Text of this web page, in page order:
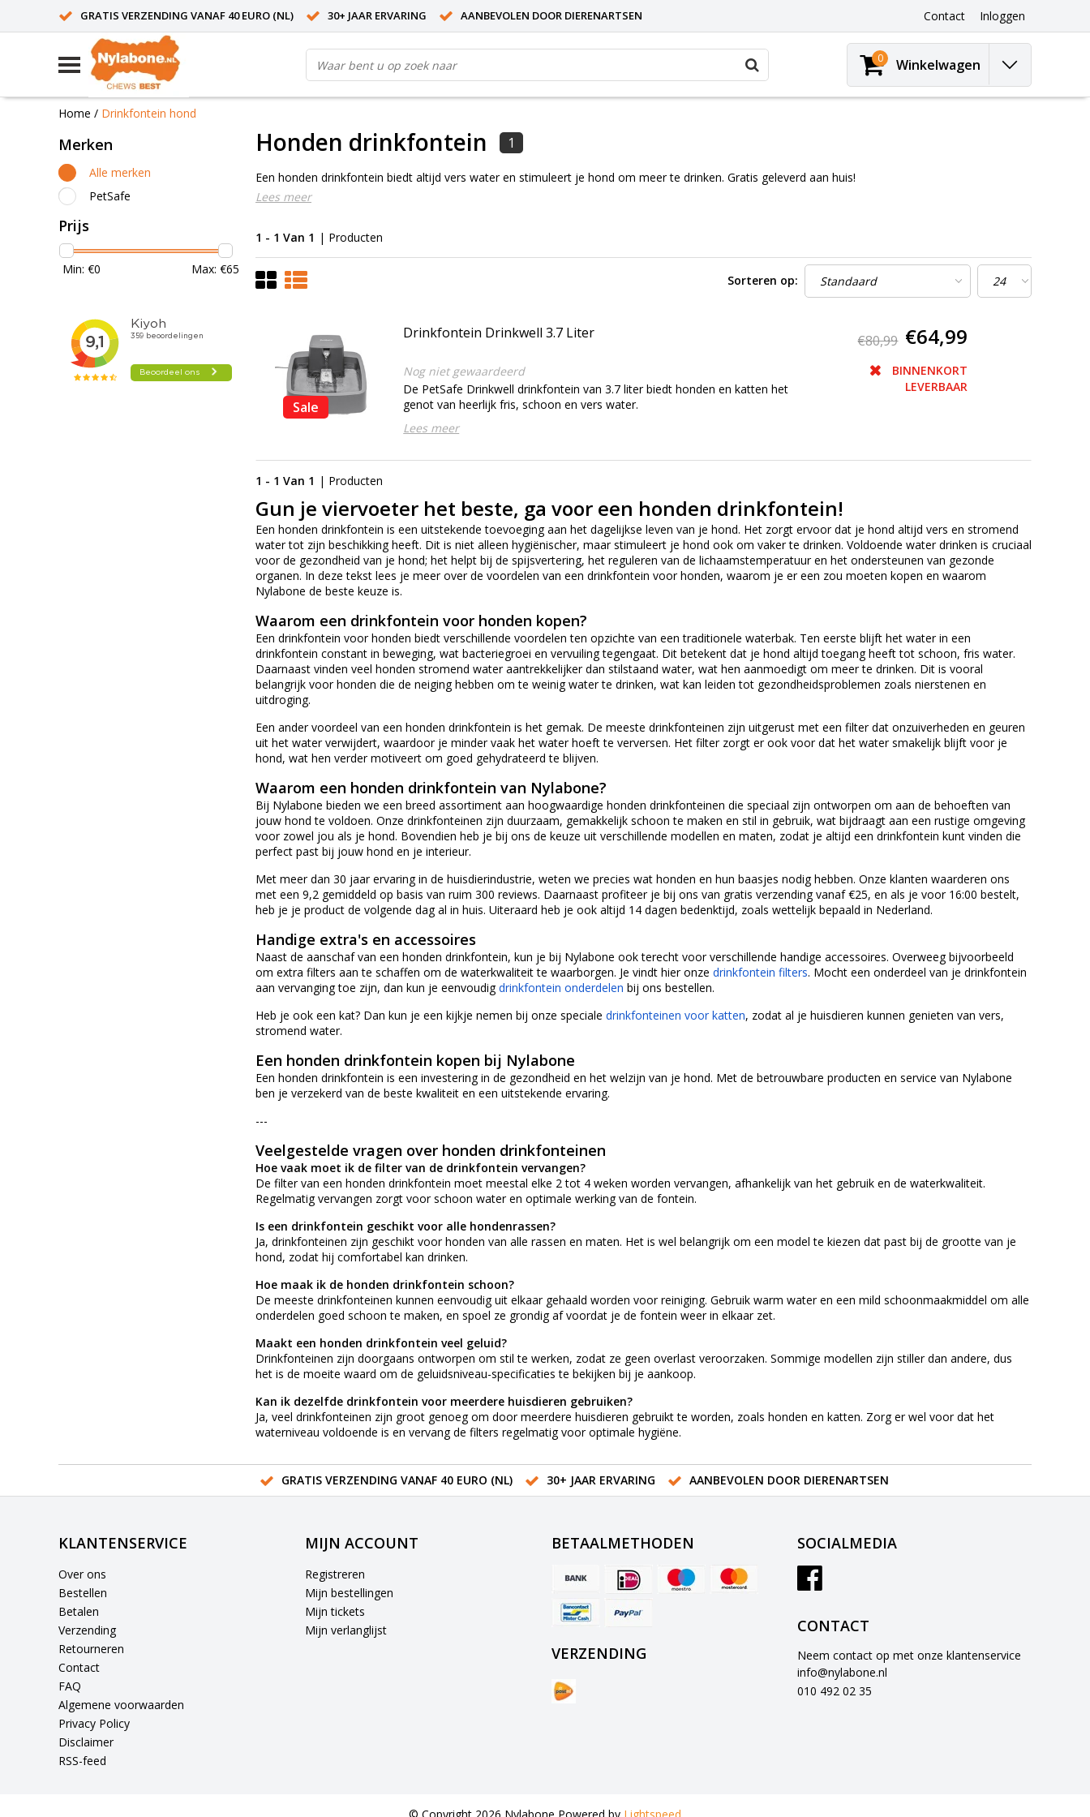
GRATIS VERZENDING VANAF 40 EURO (NL) 30+ JAAR ERVARING AANBEVOLEN DOOR DIERENARTSEN Contact Inloggen
0 Winkelwagen
Home / Drinkfontein hond
Merken
Alle merken
PetSafe
Prijs
Min: €0 Max: €65
Honden drinkfontein 1
Een honden drinkfontein biedt altijd vers water en stimuleert je hond om meer te drinken. Gratis geleverd aan huis!
Lees meer
1 - 1 Van 1 | Producten
Sorteren op:
Sale
Drinkfontein Drinkwell 3.7 Liter
Nog niet gewaardeerd
De PetSafe Drinkwell drinkfontein van 3.7 liter biedt honden en katten het
genot van heerlijk fris, schoon en vers water.
Lees meer
€80,99 €64,99
BINNENKORT
LEVERBAAR
1 - 1 Van 1 | Producten
Gun je viervoeter het beste, ga voor een honden drinkfontein!
Een honden drinkfontein is een uitstekende toevoeging aan het dagelijkse leven van je hond. Het zorgt ervoor dat je hond altijd vers en stromend
water tot zijn beschikking heeft. Dit is niet alleen hygiënischer, maar stimuleert je hond ook om vaker te drinken. Voldoende water drinken is cruciaal
voor de gezondheid van je hond; het helpt bij de spijsvertering, het reguleren van de lichaamstemperatuur en het ondersteunen van gezonde
organen. In deze tekst lees je meer over de voordelen van een drinkfontein voor honden, waarom je er een zou moeten kopen en waarom
Nylabone de beste keuze is.
Waarom een drinkfontein voor honden kopen?
Een drinkfontein voor honden biedt verschillende voordelen ten opzichte van een traditionele waterbak. Ten eerste blijft het water in een
drinkfontein constant in beweging, wat bacteriegroei en vervuiling tegengaat. Dit betekent dat je hond altijd toegang heeft tot schoon, fris water.
Daarnaast vinden veel honden stromend water aantrekkelijker dan stilstaand water, wat hen aanmoedigt om meer te drinken. Dit is vooral
belangrijk voor honden die de neiging hebben om te weinig water te drinken, wat kan leiden tot gezondheidsproblemen zoals nierstenen en
uitdroging.
Een ander voordeel van een honden drinkfontein is het gemak. De meeste drinkfonteinen zijn uitgerust met een filter dat onzuiverheden en geuren
uit het water verwijdert, waardoor je minder vaak het water hoeft te verversen. Het filter zorgt er ook voor dat het water smakelijk blijft voor je
hond, wat hen verder motiveert om goed gehydrateerd te blijven.
Waarom een honden drinkfontein van Nylabone?
Bij Nylabone bieden we een breed assortiment aan hoogwaardige honden drinkfonteinen die speciaal zijn ontworpen om aan de behoeften van
jouw hond te voldoen. Onze drinkfonteinen zijn duurzaam, gemakkelijk schoon te maken en stil in gebruik, wat bijdraagt aan een rustige omgeving
voor zowel jou als je hond. Bovendien heb je bij ons de keuze uit verschillende modellen en maten, zodat je altijd een drinkfontein kunt vinden die
perfect past bij jouw hond en je interieur.
Met meer dan 30 jaar ervaring in de huisdierindustrie, weten we precies wat honden en hun baasjes nodig hebben. Onze klanten waarderen ons
met een 9,2 gemiddeld op basis van ruim 300 reviews. Daarnaast profiteer je bij ons van gratis verzending vanaf €25, en als je voor 16:00 bestelt,
heb je je product de volgende dag al in huis. Uiteraard heb je ook altijd 14 dagen bedenktijd, zoals wettelijk bepaald in Nederland.
Handige extra's en accessoires
Naast de aanschaf van een honden drinkfontein, kun je bij Nylabone ook terecht voor verschillende handige accessoires. Overweeg bijvoorbeeld
om extra filters aan te schaffen om de waterkwaliteit te waarborgen. Je vindt hier onze drinkfontein filters. Mocht een onderdeel van je drinkfontein
aan vervanging toe zijn, dan kun je eenvoudigdrinkfontein onderdelen bij ons bestellen.
Heb je ook een kat? Dan kun je een kijkje nemen bij onze speciale drinkfonteinen voor katten, zodat al je huisdieren kunnen genieten van vers,
stromend water.
Een honden drinkfontein kopen bij Nylabone
Een honden drinkfontein is een investering in de gezondheid en het welzijn van je hond. Met de betrouwbare producten en service van Nylabone
ben je verzekerd van de beste kwaliteit en een uitstekende ervaring.
---
Veelgestelde vragen over honden drinkfonteinen
Hoe vaak moet ik de filter van de drinkfontein vervangen?
De filter van een honden drinkfontein moet meestal elke 2 tot 4 weken worden vervangen, afhankelijk van het gebruik en de waterkwaliteit.
Regelmatig vervangen zorgt voor schoon water en optimale werking van de fontein.
Is een drinkfontein geschikt voor alle hondenrassen?
Ja, drinkfonteinen zijn geschikt voor honden van alle rassen en maten. Het is wel belangrijk om een model te kiezen dat past bij de grootte van je
hond, zodat hij comfortabel kan drinken.
Hoe maak ik de honden drinkfontein schoon?
De meeste drinkfonteinen kunnen eenvoudig uit elkaar gehaald worden voor reiniging. Gebruik warm water en een mild schoonmaakmiddel om alle
onderdelen goed schoon te maken, en spoel ze grondig af voordat je de fontein weer in elkaar zet.
Maakt een honden drinkfontein veel geluid?
Drinkfonteinen zijn doorgaans ontworpen om stil te werken, zodat ze geen overlast veroorzaken. Sommige modellen zijn stiller dan andere, dus
het is de moeite waard om de geluidsniveau-specificaties te bekijken bij je aankoop.
Kan ik dezelfde drinkfontein voor meerdere huisdieren gebruiken?
Ja, veel drinkfonteinen zijn groot genoeg om door meerdere huisdieren gebruikt te worden, zoals honden en katten. Zorg er wel voor dat het
waterniveau voldoende is en vervang de filters regelmatig voor optimale hygiëne.
GRATIS VERZENDING VANAF 40 EURO (NL) 30+ JAAR ERVARING AANBEVOLEN DOOR DIERENARTSEN
KLANTENSERVICE
Over ons
Bestellen
Betalen
Verzending
Retourneren
Contact
FAQ
Algemene voorwaarden
Privacy Policy
Disclaimer
RSS-feed
MIJN ACCOUNT
Registreren
Mijn bestellingen
Mijn tickets
Mijn verlanglijst
BETAALMETHODEN
VERZENDING
SOCIALMEDIA
CONTACT
Neem contact op met onze klantenservice
info@nylabone.nl
010 492 02 35